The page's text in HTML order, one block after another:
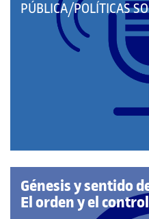
PERTENECE
PÚBLICA/POLÍTICAS
Génesis y sentido
El orden y el